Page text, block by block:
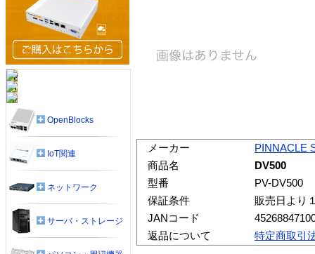
メーカー
PINNACLE
商品名
DV500
型番
PV-DV500
保証条件
販売日より
JANコード
返品について
特定商取引
OpenBlocks
IoT関連
ネットワーク
サーバ・ストレージ